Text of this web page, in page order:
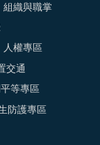
組織與職掌
人權專區
交通
等專區
防護專區